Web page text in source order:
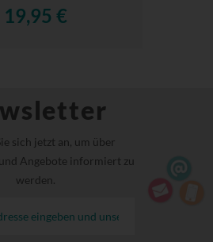
19,95 €
sich jetzt an, um über
Angebote informiert zu
werden.